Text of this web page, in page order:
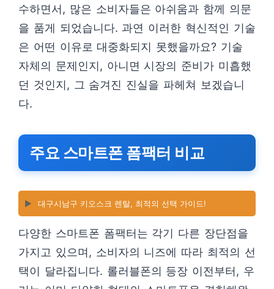
수하면서, 많은 소비자들은 아쉬움과 함께 의문
을 품게 되었습니다. 과연 이러한 혁신적인 기술
은 어떤 이유로 대중화되지 못했을까요? 기술
자체의 문제인지, 아니면 시장의 준비가 미흡했
던 것인지, 그 숨겨진 진실을 파헤쳐 보겠습니
다.
주요 스마트폰 폼팩터 비교
▶️ 대구시남구 키오스크 렌탈, 최적의 선택 가이드!
다양한 스마트폰 폼팩터는 각기 다른 장단점을
가지고 있으며, 소비자의 니즈에 따라 최적의 선
택이 달라집니다. 롤러블폰의 등장 이전부터, 우